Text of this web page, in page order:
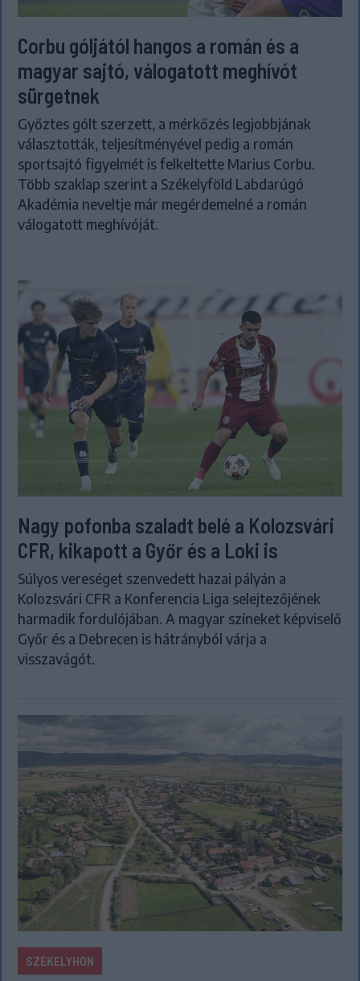
Corbu góljától hangos a román és a
magyar sajtó, válogatott meghívót
sürgetnek
Győztes gólt szerzett, a mérkőzés legjobbjának
választották, teljesítményével pedig a román
sportsajtó figyelmét is felkeltette Marius Corbu.
Több szaklap szerint a Székelyföld Labdarúgó
Akadémia neveltje már megérdemelné a román
válogatott meghívóját.
Nagy pofonba szaladt belé a Kolozsvári
CFR, kikapott a Győr és a Loki is
Súlyos vereséget szenvedett hazai pályán a
Kolozsvári CFR a Konferencia Liga selejtezőjének
harmadik fordulójában. A magyar színeket képviselő
Győr és a Debrecen is hátrányból várja a
visszavágót.
SZÉKELYHON